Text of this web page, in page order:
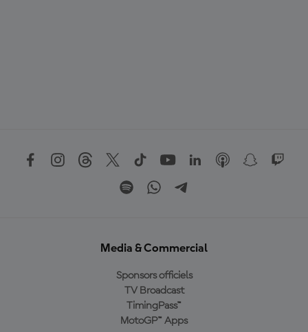
Media & Commercial
Sponsors officiels
TV Broadcast
TimingPass™
MotoGP™ Apps